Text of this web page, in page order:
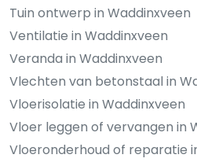
Tuin ontwerp in Waddinxveen
Ventilatie in Waddinxveen
Veranda in Waddinxveen
Vlechten van betonstaal in
Vloerisolatie in Waddinxveen
Vloer leggen of vervangen in
Vloeronderhoud of reparatie